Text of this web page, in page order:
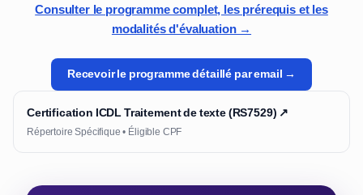
Consulter le programme complet, les prérequis et les
modalités d'évaluation →
Recevoir le programme détaillé par email →
Certification ICDL Traitement de texte (RS7529) ↗
Répertoire Spécifique • Éligible CPF